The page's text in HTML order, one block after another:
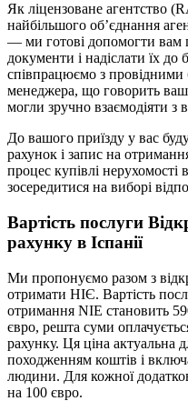
Як ліцензоване агентство
найбільшого об’єднання
— ми готові допомогти вам
документи і надіслати їх
співпрацюємо з провідними
менеджера, що говорить
могли зручно взаємодіяти з
До вашого приїзду у вас
рахунок і запис на
процес купівлі нерухомості
зосередитися на виборі
Вартість послуги
рахунку в Іспанії
Ми пропонуємо разом з
отримати НІЄ. Вартість
отримання NIE становить
євро, решта суми
рахунку. Ця ціна актуальна
походженням коштів і
людини. Для кожної
на 100 євро.